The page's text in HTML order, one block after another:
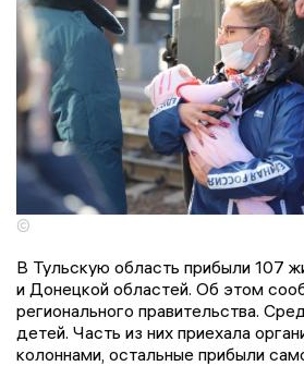
©
В Тульскую область прибыли 107
и Донецкой областей. Об этом
регионального правительства.
детей. Часть из них приехала
колоннами, остальные прибыли